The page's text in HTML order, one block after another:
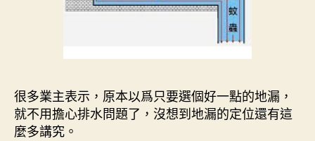
很多業主表示，原本以爲只要選個好一點的地漏，
就不用擔心排水問題了，沒想到地漏的定位還有這
麼多講究。